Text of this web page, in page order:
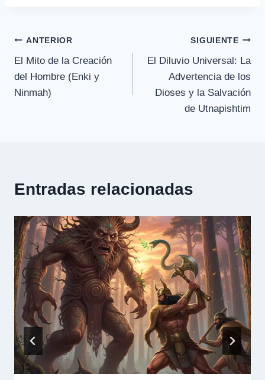
Navegación
de
entradas
ANTERIOR
El Mito de la Creación
del Hombre (Enki y
Ninmah)
SIGUIENTE
El Diluvio Universal: La
Advertencia de los
Dioses y la Salvación
de Utnapishtim
Entradas relacionadas